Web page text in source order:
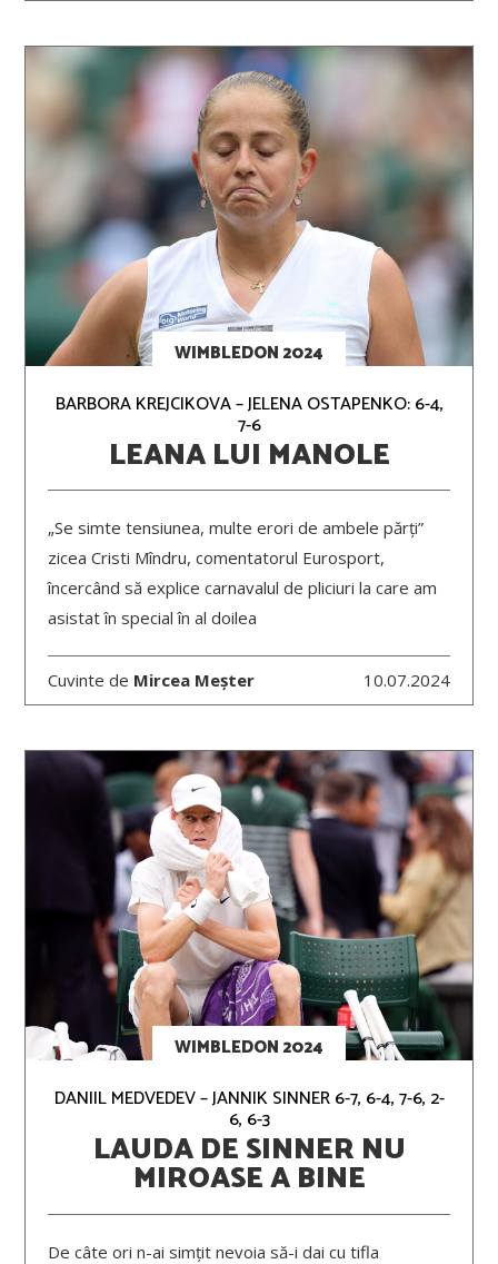
WIMBLEDON 2024
BARBORA KREJCIKOVA – JELENA OSTAPENKO: 6-4,
7-6
LEANA LUI MANOLE
„Se simte tensiunea, multe erori de ambele părți”
zicea Cristi Mîndru, comentatorul Eurosport,
încercând să explice carnavalul de pliciuri la care am
asistat în special în al doilea
Cuvinte de Mircea Meșter 10.07.2024
WIMBLEDON 2024
DANIIL MEDVEDEV – JANNIK SINNER 6-7, 6-4, 7-6, 2-
6, 6-3
LAUDA DE SINNER NU
MIROASE A BINE
De câte ori n-ai simțit nevoia să-i dai cu tifla